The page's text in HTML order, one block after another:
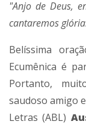
"Anjo de Deus,
cantaremos
Belíssima
Ecumênica é
Portanto,
saudoso amigo
Letras (ABL)